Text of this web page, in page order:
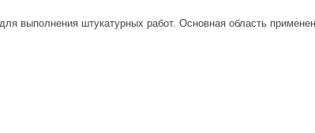
выполнения штукатурных работ. Основная область